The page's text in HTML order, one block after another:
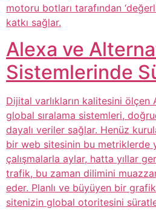
motoru botları tarafından
katkı sağlar.
Alexa ve
Sistemlerinde
Dijital varlıkların kalitesini ölçen
global sıralama sistemleri,
dayalı veriler sağlar. Henüz
bir web sitesinin bu metriklerde
çalışmalarla aylar, hatta yıllar
trafik, bu zaman dilimini
eder. Planlı ve büyüyen bir
sitenizin global otoritesini